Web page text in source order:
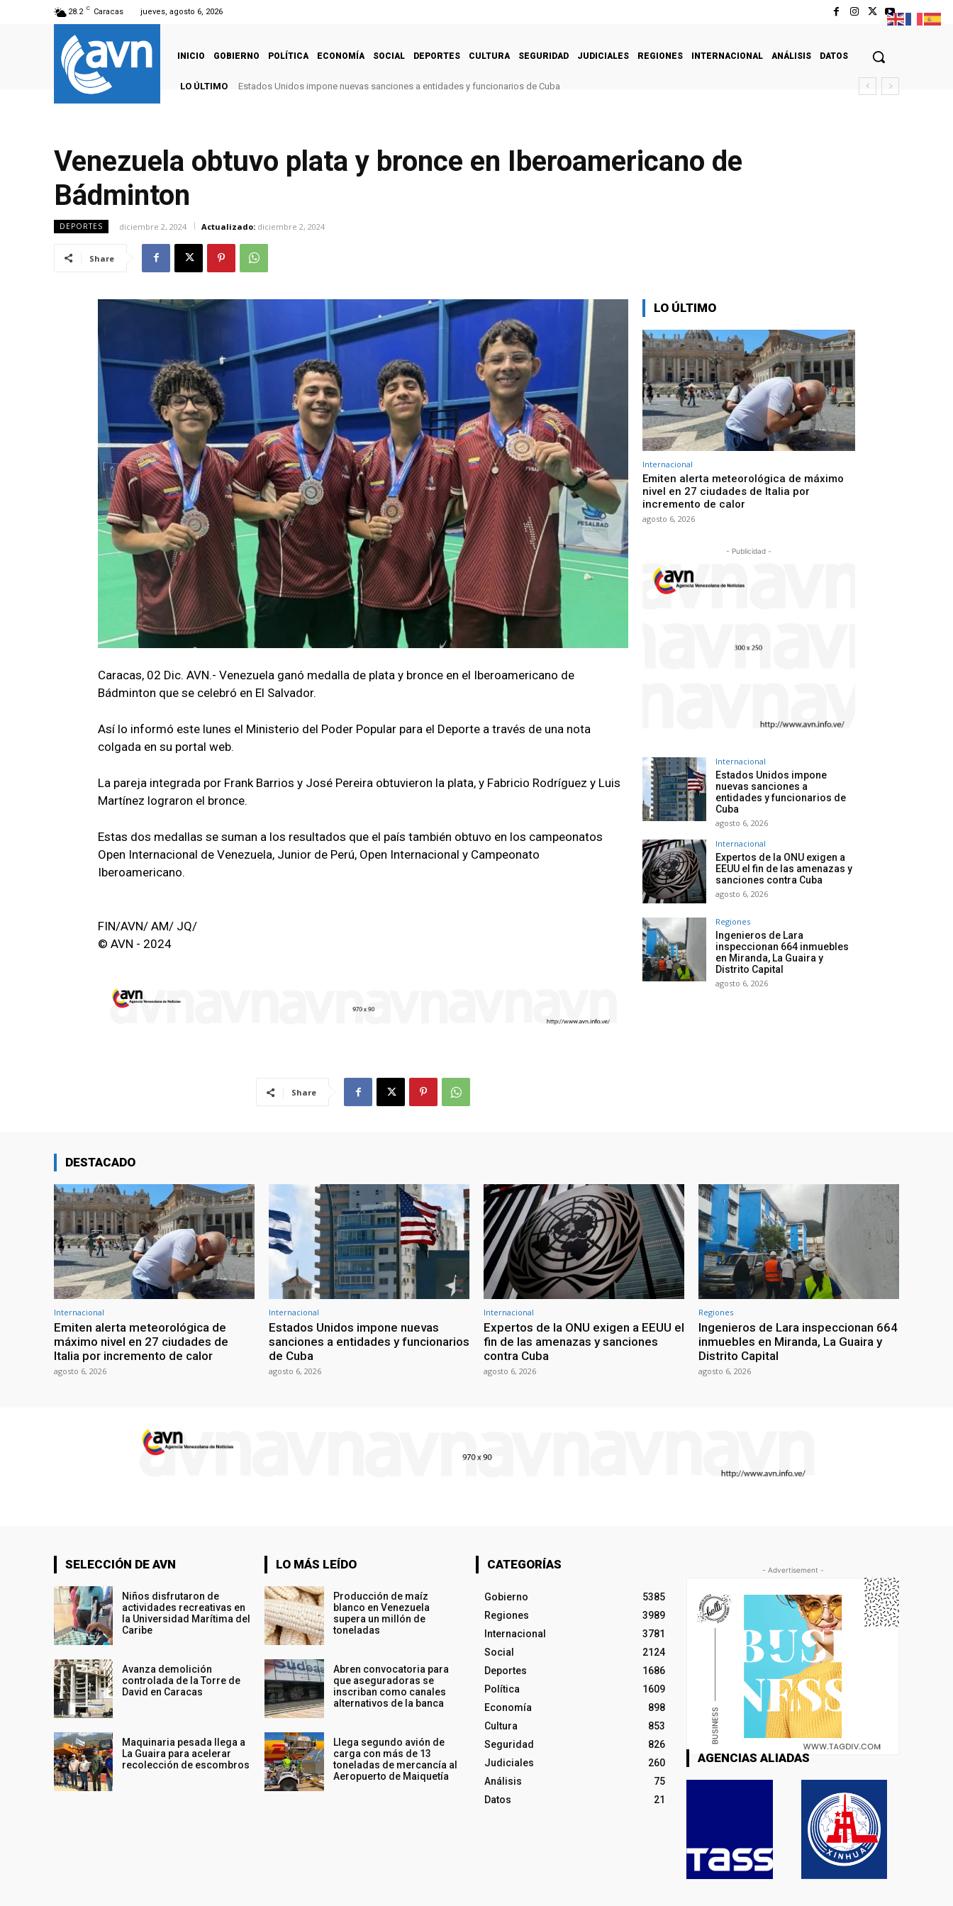
28.2 C Caracas jueves, agosto 6, 2026
INICIO GOBIERNO POLÍTICA ECONOMÍA SOCIAL DEPORTES CULTURA SEGURIDAD JUDICIALES REGIONES INTERNACIONAL ANÁLISIS DATOS
LO ÚLTIMO Estados Unidos impone nuevas sanciones a entidades y funcionarios de Cuba
Venezuela obtuvo plata y bronce en Iberoamericano de
Bádminton
DEPORTES diciembre 2, 2024 Actualizado: diciembre 2, 2024
Share
Caracas, 02 Dic. AVN.- Venezuela ganó medalla de plata y bronce en el Iberoamericano de
Bádminton que se celebró en El Salvador.
Así lo informó este lunes el Ministerio del Poder Popular para el Deporte a través de una nota
colgada en su portal web.
La pareja integrada por Frank Barrios y José Pereira obtuvieron la plata, y Fabricio Rodríguez y Luis
Martínez lograron el bronce.
Estas dos medallas se suman a los resultados que el país también obtuvo en los campeonatos
Open Internacional de Venezuela, Junior de Perú, Open Internacional y Campeonato
Iberoamericano.
FIN/AVN/ AM/ JQ/
© AVN - 2024
Share
LO ÚLTIMO
Internacional
Emiten alerta meteorológica de máximo
nivel en 27 ciudades de Italia por
incremento de calor
agosto 6, 2026
- Publicidad -
Internacional
Estados Unidos impone
nuevas sanciones a
entidades y funcionarios de
Cuba
agosto 6, 2026
Internacional
Expertos de la ONU exigen a
EEUU el fin de las amenazas y
sanciones contra Cuba
agosto 6, 2026
Regiones
Ingenieros de Lara
inspeccionan 664 inmuebles
en Miranda, La Guaira y
Distrito Capital
agosto 6, 2026
DESTACADO
Internacional
Emiten alerta meteorológica de
máximo nivel en 27 ciudades de
Italia por incremento de calor
agosto 6, 2026
Internacional
Estados Unidos impone nuevas
sanciones a entidades y funcionarios
de Cuba
agosto 6, 2026
Internacional
Expertos de la ONU exigen a EEUU el
fin de las amenazas y sanciones
contra Cuba
agosto 6, 2026
Regiones
Ingenieros de Lara inspeccionan 664
inmuebles en Miranda, La Guaira y
Distrito Capital
agosto 6, 2026
SELECCIÓN DE AVN
Niños disfrutaron de
actividades recreativas en
la Universidad Marítima del
Caribe
Avanza demolición
controlada de la Torre de
David en Caracas
Maquinaria pesada llega a
La Guaira para acelerar
recolección de escombros
LO MÁS LEÍDO
Producción de maíz
blanco en Venezuela
supera un millón de
toneladas
Abren convocatoria para
que aseguradoras se
inscriban como canales
alternativos de la banca
Llega segundo avión de
carga con más de 13
toneladas de mercancía al
Aeropuerto de Maiquetía
CATEGORÍAS
Gobierno
5385
Regiones
3989
Internacional
3781
Social
2124
Deportes
1686
Política
1609
Economía
898
Cultura
853
Seguridad
826
Judiciales
260
Análisis
75
Datos
21
- Advertisement -
AGENCIAS ALIADAS